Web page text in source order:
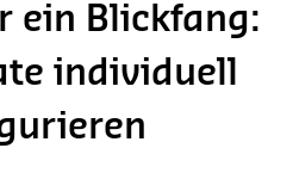
ein Blickfang:
individuell